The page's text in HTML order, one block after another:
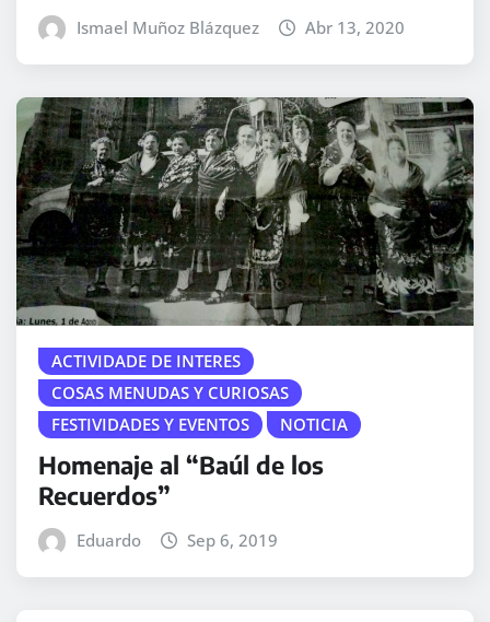
Ismael Muñoz Blázquez Abr 13, 2020
ACTIVIDADE DE INTERES
COSAS MENUDAS Y CURIOSAS
FESTIVIDADES Y EVENTOS
NOTICIA
Homenaje al “Baúl de los
Recuerdos”
Eduardo Sep 6, 2019